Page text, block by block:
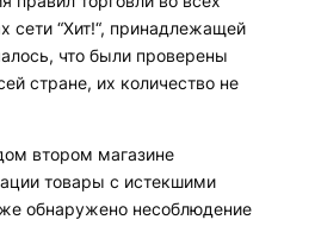
сети “Хит!“, принадлежащей
что были проверены
стране, их количество не
втором магазине
товары с истекшими
обнаружено несоблюдение